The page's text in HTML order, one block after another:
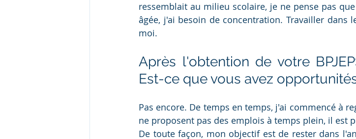
ressemblait au milieu scolaire, je ne pense pas
âgée, j'ai besoin de concentration. Travailler dans
moi.
Après l'obtention de votre
Est-ce que vous avez
Pas encore. De temps en temps, j'ai commencé à
ne proposent pas des emplois à temps plein, il est
De toute façon, mon objectif est de rester dans